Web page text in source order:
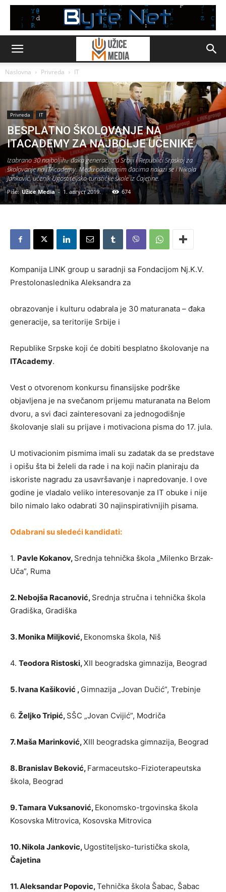
Naslovna Privreda IT
Privreda IT
BESPLATNO ŠKOLOVANJE NA
ITACADEMY ZA NAJBOLJE UČENIKE
Izabrano 30 najboljih - đaka generacije u Srbiji i Republici Srpskoj za
školovanje na ITAcademy. Među odabranim đacima nalazi se i Nikola
Janković, učenik Ugostiteljsko-turističke škole iz Čajetine.
Piše: Užice Media - 1. август 2019. 674
Kompanija LINK group u saradnji sa Fondacijom Nj.K.V.
Prestolonaslednika Aleksandra za
obrazovanje i kulturu odabrala je 30 maturanata – đaka
generacije, sa teritorije Srbije i
Republike Srpske koji će dobiti besplatno školovanje na
ITAcademy.
Vest o otvorenom konkursu finansijske podrške
objavljena je na svečanom prijemu maturanata na Belom
dvoru, a svi đaci zainteresovani za jednogodišnje
školovanje slali su prijave i motivaciona pisma do 17. jula.
U motivacionim pismima imali su zadatak da se predstave
i opišu šta bi želeli da rade i na koji način planiraju da
iskoriste nagradu za usavršavanje i napredovanje. I ove
godine je vladalo veliko interesovanje za IT obuke i nije
bilo nimalo lako odabrati 30 najinspirativnijih pisama.
Odabrani su sledeći kandidati:
1. Pavle Kokanov, Srednja tehnička škola „Milenko Brzak-
Uča”, Ruma
2. Nebojša Racanović, Srednja stručna i tehnička škola
Gradiška, Gradiška
3. Monika Miljković, Ekonomska škola, Niš
4. Teodora Ristoski,XII beogradska gimnazija, Beograd
5. Ivana Kašiković , Gimnazija „Jovan Dučić”, Trebinje
6. Željko Tripić, SŠC „Jovan Cvijić”, Modriča
7. Maša Marinković,XIII beogradska gimnazija, Beograd
8. Branislav Beković, Farmaceutsko-Fizioterapeutska
škola, Beograd
9. Tamara Vuksanović, Ekonomsko-trgovinska škola
Kosovska Mitrovica, Kosovska Mitrovica
10. Nikola Jankovic, Ugostiteljsko-turistička skola,
Čajetina
11. Aleksandar Popovic,Tehnička škola Šabac, Šabac